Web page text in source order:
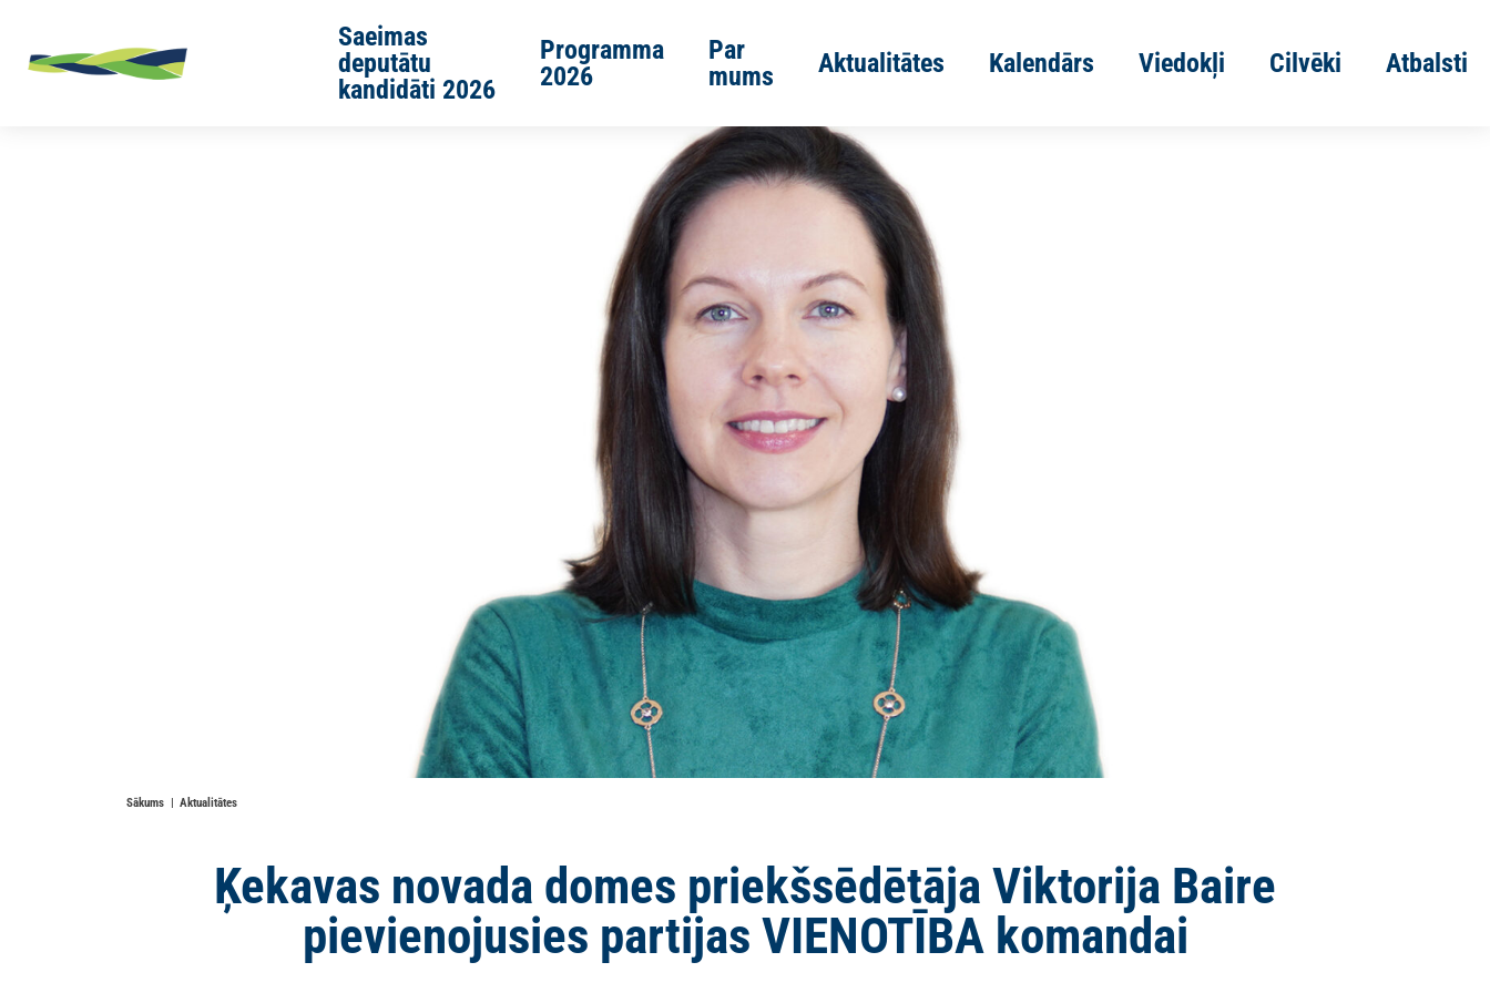
Saeimas
deputātu
kandidāti 2026
Programma
2026
Par
mums
Aktualitātes Kalendārs Viedokļi Cilvēki Atbalsti
Sākums Aktualitātes
Ķekavas novada domes priekšsēdētāja Viktorija Baire
pievienojusies partijas VIENOTĪBA komandai